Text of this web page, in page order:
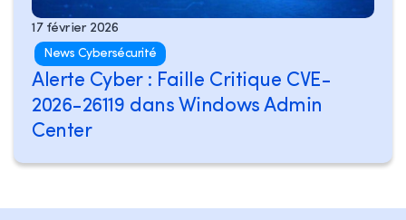
17 février 2026
News Cybersécurité
Alerte Cyber : Faille Critique CVE-
2026-26119 dans Windows Admin
Center